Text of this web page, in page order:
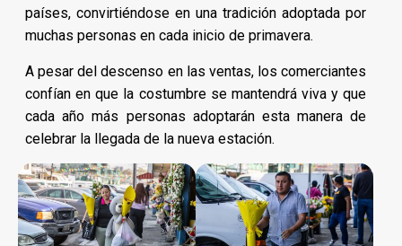
países, convirtiéndose en una tradición adoptada por
muchas personas en cada inicio de primavera.
A pesar del descenso en las ventas, los comerciantes
confían en que la costumbre se mantendrá viva y que
cada año más personas adoptarán esta manera de
celebrar la llegada de la nueva estación.